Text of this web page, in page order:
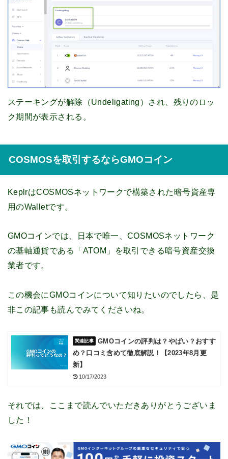
ステーキングが解除（Undeligating）され、残りのロッ
ク期間が表示される。
COSMOSを取引するならGMOコイン
KeplrはCOSMOSネットワークで構築された暗号資産専
用のWalletです。
GMOコインでは、日本で唯一、COSMOSネットワーク
の基軸通貨である「ATOM」を取引できる暗号資産交換
業者です。
この機会にGMOコインについて知りたいのでしたら、是
非この記事も読んでみてくださいね。
GMOコインの評判は？やばい？おすす
め？口コミ含めて徹底解説！【2023年8月更
新】
10/17/2023
それでは、ここまで読んでいただきありがとうございま
した！